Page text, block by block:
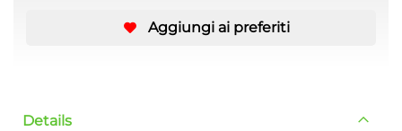
Aggiungi ai preferiti
Details